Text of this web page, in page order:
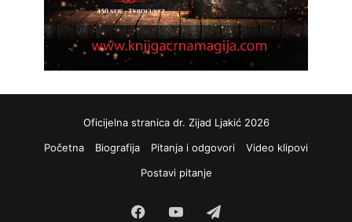
Oficijelna stranica dr. Zijad Ljakić 2026
Početna
Biografija Pitanja i odgovori
Video klipovi
Postavi pitanje
FacebookYouTube